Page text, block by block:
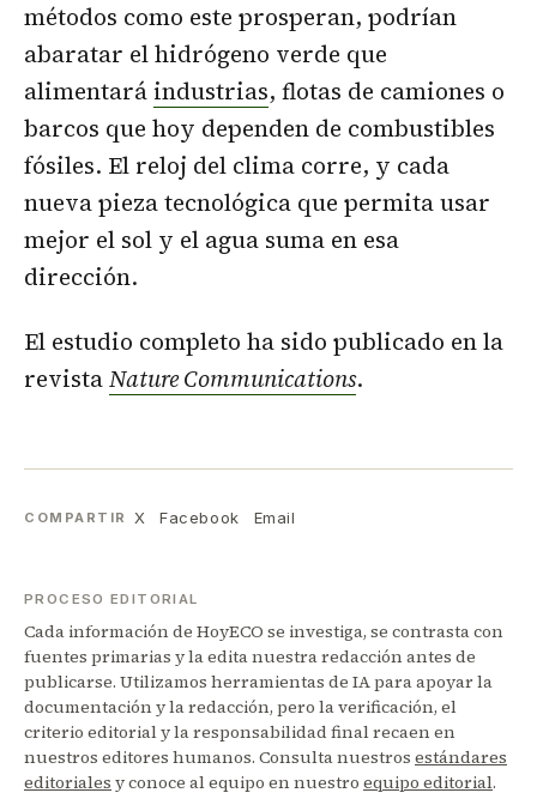
métodos como este prosperan, podrían
abaratar el hidrógeno verde que
alimentaráindustrias, flotas de camiones o
barcos que hoy dependen de combustibles
fósiles. El reloj del clima corre, y cada
nueva pieza tecnológica que permita usar
mejor el sol y el agua suma en esa
dirección.
El estudio completo ha sido publicado en la
revistaNature Communications.
COMPARTIR X Facebook Email
PROCESO EDITORIAL
Cada información de HoyECO se investiga, se contrasta con
fuentes primarias y la edita nuestra redacción antes de
publicarse. Utilizamos herramientas de IA para apoyar la
documentación y la redacción, pero la verificación, el
criterio editorial y la responsabilidad final recaen en
nuestros editores humanos. Consulta nuestros estándares
editoriales y conoce al equipo en nuestro equipo editorial.